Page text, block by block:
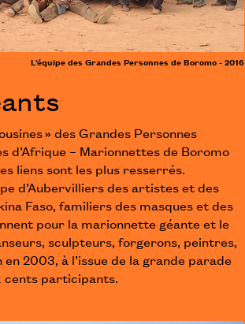
L’équipe des Grandes Personnes de Boromo - 2016
» des Grandes Personnes
d’Afrique – Marionnettes de Boromo
liens sont les plus resserrés.
d’Aubervilliers des artistes et des
Faso, familiers des masques et des
pour la marionnette géante et le
sculpteurs, forgerons, peintres,
2003, à l’issue de la grande parade
cents participants.